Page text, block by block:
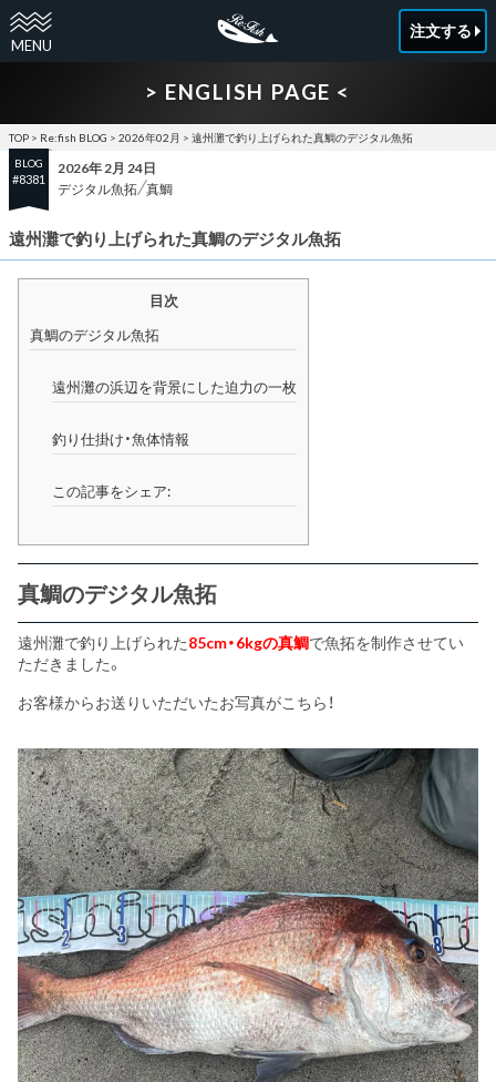
注文する
> ENGLISH PAGE <
TOP > Re:fish BLOG > 2026年02月 > 遠州灘で釣り上げられた真鯛のデジタル魚拓
BLOG
#8381
2026年 2月 24日
デジタル魚拓 真鯛
遠州灘で釣り上げられた真鯛のデジタル魚拓
目次
真鯛のデジタル魚拓
遠州灘の浜辺を背景にした迫力の一枚
釣り仕掛け・魚体情報
この記事をシェア:
真鯛のデジタル魚拓
遠州灘で釣り上げられた85cm・6kgの真鯛で魚拓を制作させてい
ただきました。
お客様からお送りいただいたお写真がこちら！